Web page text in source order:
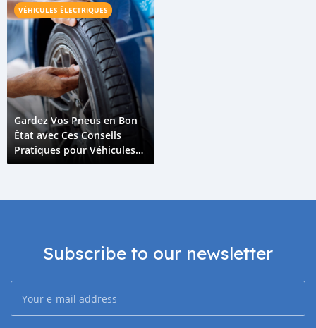
VÉHICULES ÉLECTRIQUES
Gardez Vos Pneus en Bon
État avec Ces Conseils
Pratiques pour Véhicules
Électriques
Subscribe to our newsletter